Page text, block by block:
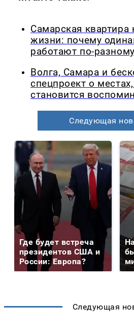
Самарская квартира
жизни: почему
работают по-
Волга, Самара и
спецпроект о
становится
Следующая
Где будет встреча
президентов США и
России: Европа?
Следующая